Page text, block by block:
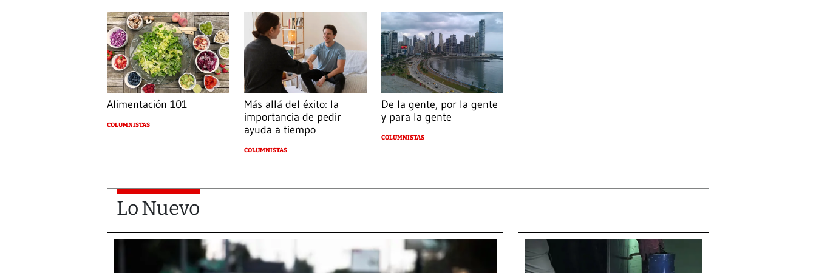
Alimentación 101
COLUMNISTAS
Más allá del éxito: la
importancia de pedir
ayuda a tiempo
COLUMNISTAS
De la gente, por la gente
y para la gente
COLUMNISTAS
Lo Nuevo